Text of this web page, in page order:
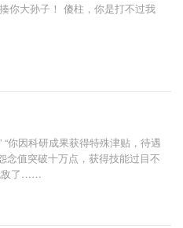
你大孙子！ 傻柱，你是打不过我
你因科研成果获得特殊津贴，待遇
念值突破十万点，获得技能过目不
敌了……